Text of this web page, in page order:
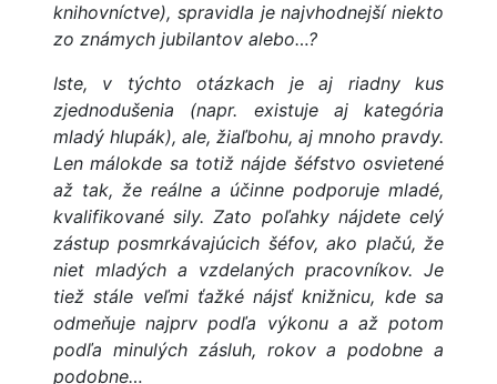
knihovníctve), spravidla je najvhodnejší niekto
zo známych jubilantov alebo…?
Iste, v týchto otázkach je aj riadny kus
zjednodušenia (napr. existuje aj kategória
mladý hlupák), ale, žiaľbohu, aj mnoho pravdy.
Len málokde sa totiž nájde šéfstvo osvietené
až tak, že reálne a účinne podporuje mladé,
kvalifikované sily. Zato poľahky nájdete celý
zástup posmrkávajúcich šéfov, ako plačú, že
niet mladých a vzdelaných pracovníkov. Je
tiež stále veľmi ťažké nájsť knižnicu, kde sa
odmeňuje najprv podľa výkonu a až potom
podľa minulých zásluh, rokov a podobne a
podobne…